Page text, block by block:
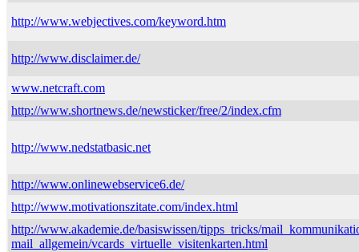
http://www.webjectives.com/keyword.htm
http://www.disclaimer.de/
www.netcraft.com
http://www.shortnews.de/newsticker/free/2/index.cfm
http://www.nedstatbasic.net
http://www.onlinewebservice6.de/
http://www.motivationszitate.com/index.html
http://www.akademie.de/basiswissen/tipps_tricks/
mail_allgemein/vcards_virtuelle_visitenkarten.html